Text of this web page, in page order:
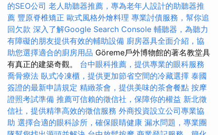
的SEO公司 老人助聽器推薦，專為老年人設計的助聽器推
薦 豐原脊椎矯正 歐式風格外燴料理 專業討債服務，幫你追
回欠款 深入了解Google Search Console 輔聽器，為聽力
有障礙的朋友提供有效的輔助設備 廚房器具全面介紹，協
助您選擇適合的廚房用品 Göreme戶外博物館的著名教堂具
有真正的建築奇觀。 台中眼科推薦，提供專業的眼科服務
喬骨療法 臥式冷凍櫃，提供更加節省空間的冷藏選擇 泰國
簽證的最新申請規定 精緻茶會，提供美味的茶會餐點 按摩
證照考試準備 推薦可信賴的徵信社，保障你的權益 新北徵
信社，提供精準高效的徵信服務 外商投資設立公司專業協
助 選擇合適的眼科診所，確保眼睛健康 漏水問題，專業團